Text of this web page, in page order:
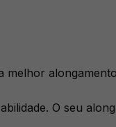
O seu